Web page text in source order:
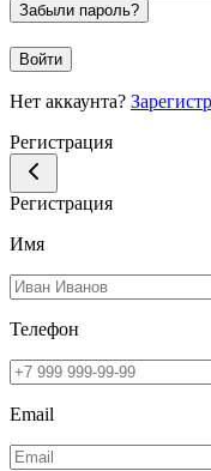
Забыли пароль?
Войти
Нет аккаунта?
Регистрация
Регистрация
Имя
Телефон
Email